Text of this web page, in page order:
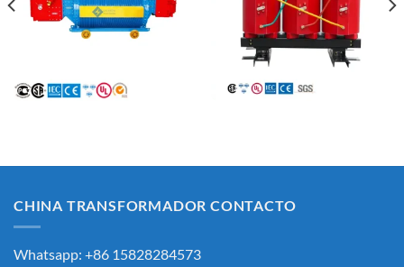
CHINA TRANSFORMADOR CONTACTO
Whatsapp: +86 15828284573